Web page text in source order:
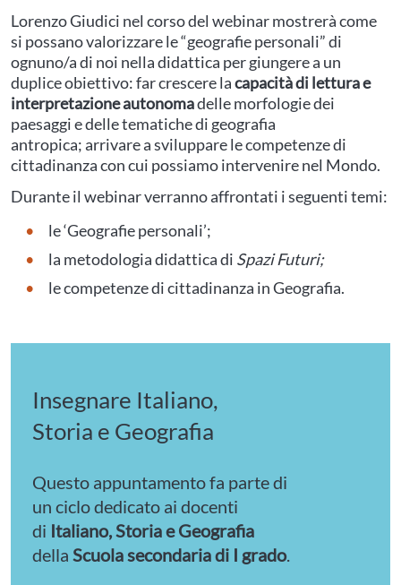
Lorenzo Giudici nel corso del webinar mostrerà come
si possano valorizzare le “geografie personali” di
ognuno/a di noi nella didattica per giungere a un
duplice obiettivo: far crescere lacapacità di lettura e
interpretazione autonomadelle morfologie dei
paesaggi e delle tematiche di geografia
antropica; arrivare a sviluppare le competenze di
cittadinanza con cui possiamo intervenire nel Mondo.
Durante il webinar verranno affrontati i seguenti temi:
le ‘Geografie personali’;
la metodologia didattica di Spazi Futuri;
le competenze di cittadinanza in Geografia.
Insegnare Italiano,
Storia e Geografia
Questo appuntamento fa parte di
un ciclo dedicato ai docenti
di Italiano, Storia e Geografia
della Scuola secondaria di I grado.